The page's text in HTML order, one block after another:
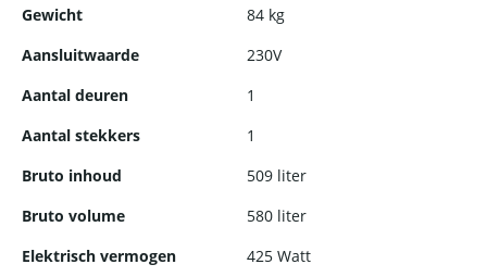
Gewicht
84 kg
Aansluitwaarde
230V
Aantal deuren
1
Aantal stekkers
1
Bruto inhoud
509 liter
Bruto volume
580 liter
Elektrisch vermogen
425 Watt